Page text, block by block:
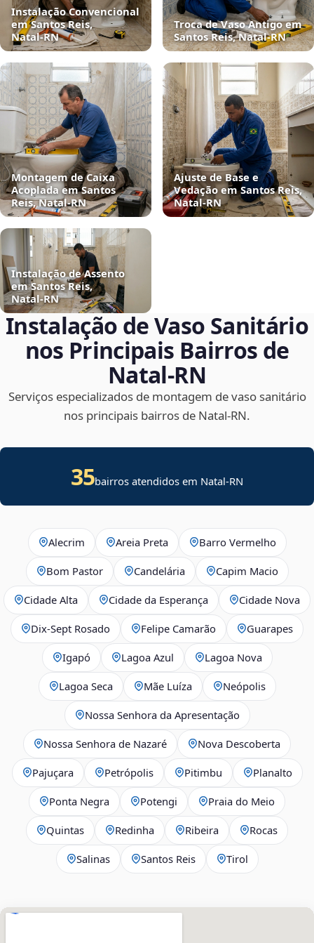
Instalação Convencional
em Santos Reis,
Natal‑RN
Troca de Vaso Antigo em
Santos Reis, Natal‑RN
Montagem de Caixa
Acoplada em Santos
Reis, Natal‑RN
Ajuste de Base e
Vedação em Santos Reis,
Natal‑RN
Instalação de Assento
em Santos Reis,
Natal‑RN
Instalação de Vaso Sanitário
nos Principais Bairros de
Natal‑RN
Serviços especializados de montagem de vaso sanitário
nos principais bairros de Natal‑RN.
35bairros atendidos em Natal-RN
Alecrim Areia Preta Barro Vermelho
Bom Pastor Candelária Capim Macio
Cidade Alta Cidade da Esperança Cidade Nova
Dix‑Sept Rosado Felipe Camarão Guarapes
Igapó Lagoa Azul Lagoa Nova
Lagoa Seca Mãe Luíza Neópolis
Nossa Senhora da Apresentação
Nossa Senhora de Nazaré Nova Descoberta
Pajuçara Petrópolis Pitimbu Planalto
Ponta Negra Potengi Praia do Meio
Quintas Redinha Ribeira Rocas
Salinas Santos Reis Tirol